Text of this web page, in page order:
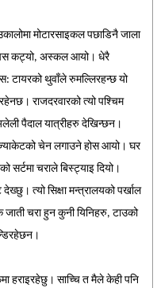
मोटारसाइकल पछाडिनै जाला
कट्यो, अस्कल आयो। धेरै
थुवाँले रुमल्लिरहन्छ यो
राजदरवारको त्यो पश्चिम
पैदाल यात्रीहरु देखिन्छन।
चेन लगाउने होस आयो। घर
सर्टमा चराले बिस्ट्याइ दियो।
त्यो सिक्षा मन्त्रालयको पर्खाल
चरा हुन कुनी यिनिहरु, टाउको
हराइरहेछु। साच्चि त मैले केही पनि